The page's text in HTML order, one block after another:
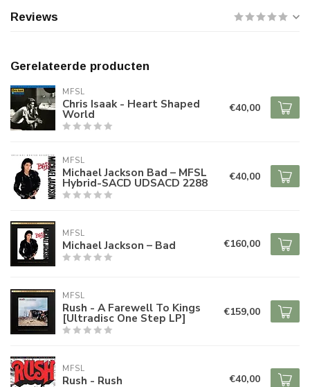
Reviews
Gerelateerde producten
MFSL
Chris Isaak - Heart Shaped
World €40,00
MFSL
Michael Jackson Bad – MFSL
Hybrid-SACD UDSACD 2288 €40,00
MFSL
Michael Jackson – Bad €160,00
MFSL
Rush - A Farewell To Kings
[Ultradisc One Step LP] €159,00
MFSL
Rush - Rush €40,00